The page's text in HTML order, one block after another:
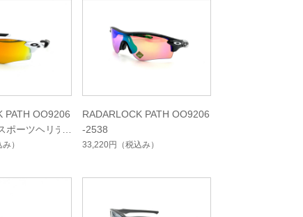
PATH OO9206
ポーツヘリテ
ン
み）
RADARLOCK PATH OO9206
-2538
33,220円 （税込み）